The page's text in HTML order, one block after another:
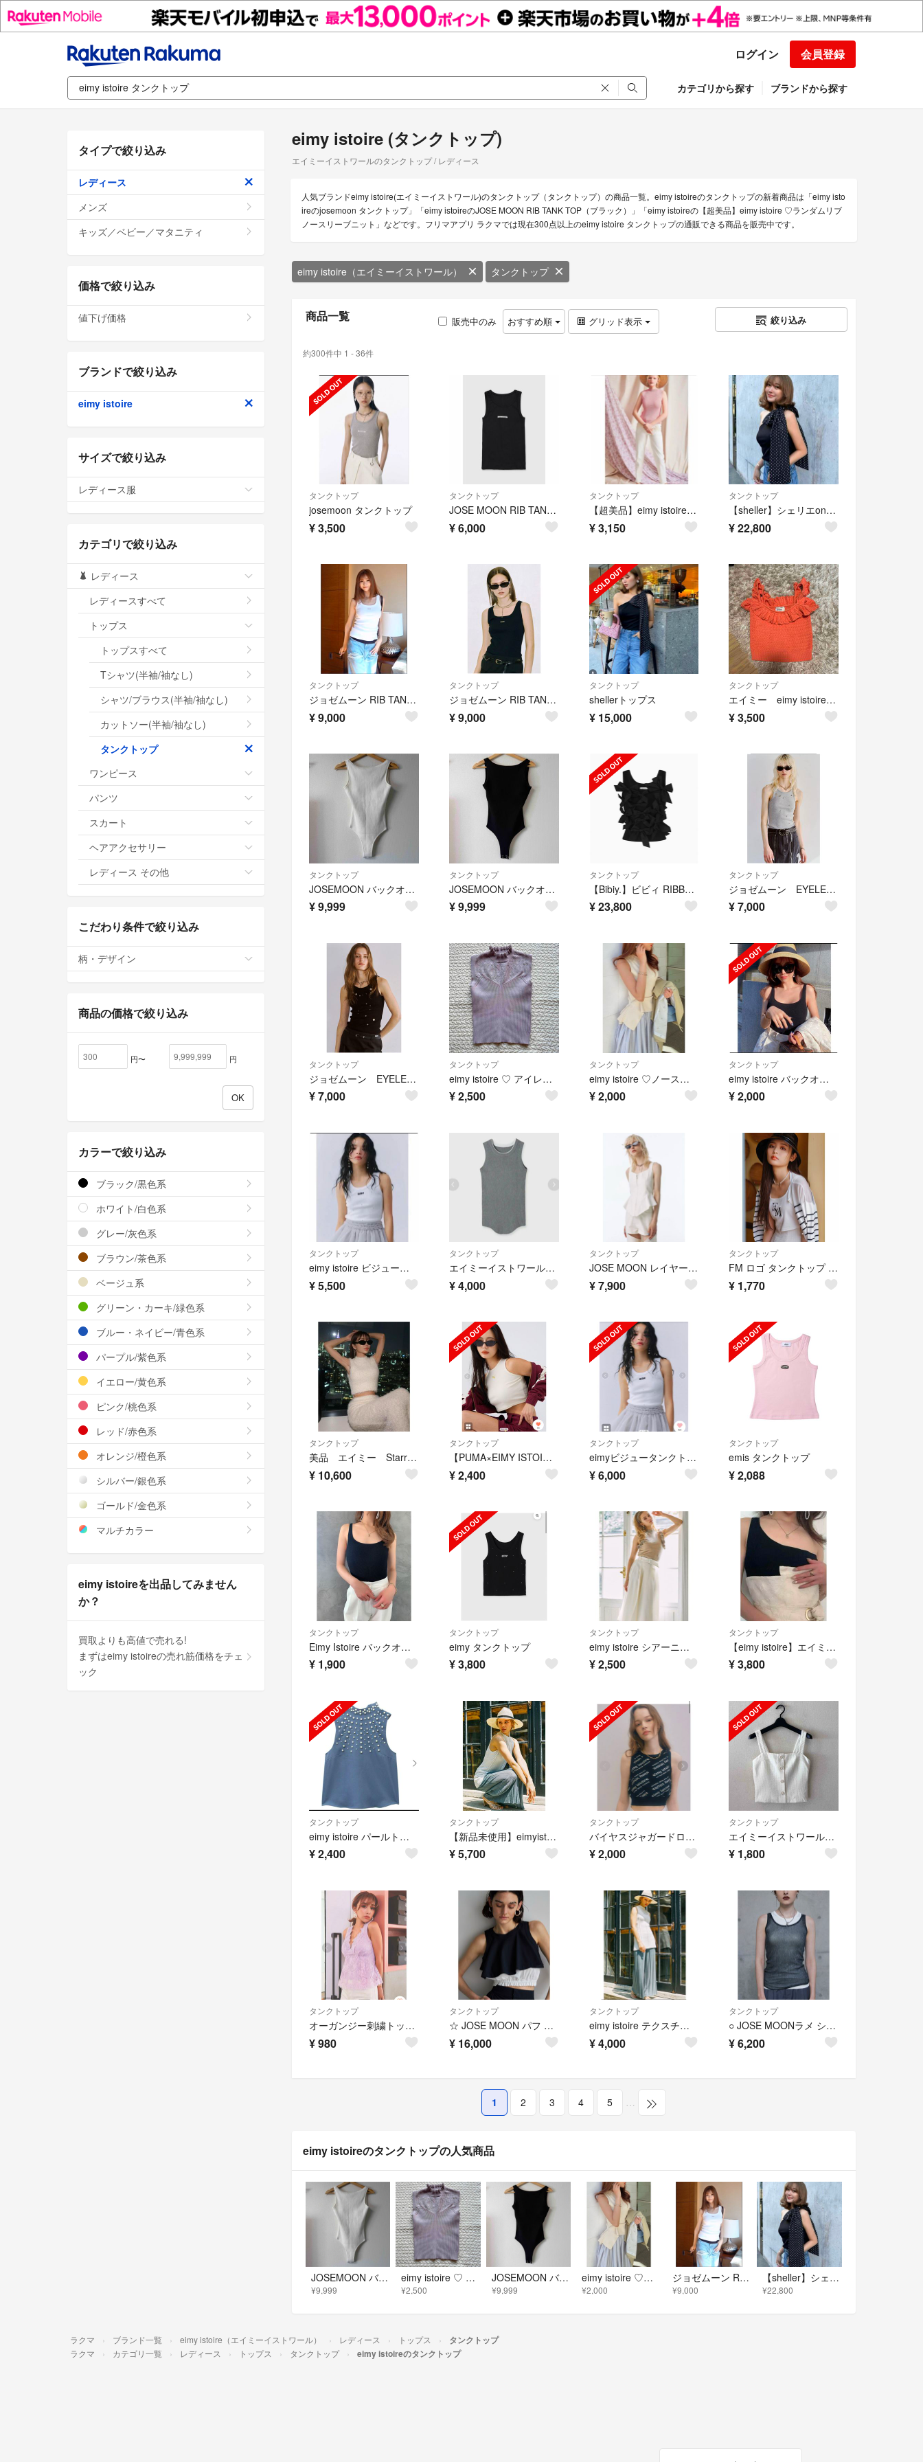
ログイン 会員登録
カテゴリから探す ブランドから探す
eimy istoire (タンクトップ)
エイミーイストワールのタンクトップ / レディース
人気ブランドeimy istoire(エイミーイストワール)のタンクトップ（タンクトップ）の商品一覧。eimy istoireのタンクトップの新着商品は「eimy isto
ireのjosemoon タンクトップ」「eimy istoireのJOSE MOON RIB TANK TOP（ブラック）」「eimy istoireの【超美品】eimy istoire ♡ランダムリブ
ノースリーブニット」などです。フリマアプリ ラクマでは現在300点以上のeimy istoire タンクトップの通販できる商品を販売中です。
eimy istoire（エイミーイストワール） タンクトップ
商品一覧 販売中のみ おすすめ順 グリッド表示 絞り込み
約300件中 1 - 36件
タンクトップ
josemoon タンクトップ
¥3,500
タンクトップ
JOSE MOON RIB TANK TOP（ブラック）
¥6,000
タンクトップ
【超美品】eimy istoire ♡ランダムリブノースリーブニット
¥3,150
タンクトップ
【sheller】シェリエone shoulder ribbon tops
¥22,800
タンクトップ
ジョゼムーン RIB TANK ホワイト 新品
¥9,000
タンクトップ
ジョゼムーン RIB TANK ブラック 新品
¥9,000
タンクトップ
shellerトップス
¥ 15,000
タンクトップ
エイミー eimy istoire トップス ノースリーブ
¥3,500
タンクトップ
JOSEMOON バックオープン リブ ボディスーツ ホワイト
¥9,999
タンクトップ
JOSEMOON バックオープン リブ ボディスーツ ブラック
¥9,999
タンクトップ
【Bibiy.】ビビィ RIBBON MANIA TANK TEE
¥23,800
タンクトップ
ジョゼムーン EYELET TANK TOP グレー 新品
¥7,000
タンクトップ
ジョゼムーン EYELET TANK TOP ブラック 新品
¥7,000
タンクトップ
eimy istoire ♡ アイレットリブニットタンク ラベンダー 匿名配送
¥2,500
タンクトップ
eimy istoire ♡ノースリーブニット トップスのみ！！
¥2,000
タンクトップ
eimy istoire バックオープンスクエアカップインニットボディースーツ
¥2,000
タンクトップ
eimy istoire ビジュータンクトップ
¥5,500
タンクトップ
エイミーイストワール★新品★トップス
¥4,000
タンクトップ
JOSE MOON レイヤードペプラムトップス
¥7,900
タンクトップ
FM ロゴ タンクトップ ホワイト レディース 未使用品
¥ 1,770
タンクトップ
美品 エイミー Starry タンクニットトップス ・スカート
¥ 10,600
タンクトップ
【PUMA×EIMY ISTOIRE】タンクトップ
¥2,400
タンクトップ
eimyビジュータンクトップ
¥6,000
タンクトップ
emis タンクトップ
¥2,088
タンクトップ
Eimy Istoire バックオープンスクエアカップインニットボディースーツ
¥ 1,900
タンクトップ
eimy タンクトップ
¥3,800
タンクトップ
eimy istoire シアーニットプルオーバー
¥2,500
タンクトップ
【eimy istoire】エイミーイストワール ワンショルボディスーツ
¥3,800
タンクトップ
eimy istoire パールトップス
¥2,400
タンクトップ
【新品未使用】eimyistoire テクスチャーパターンニットタンク ホワイト
¥5,700
タンクトップ
バイヤスジャガードロゴクロップタンクトップ
¥2,000
タンクトップ
エイミーイストワール♡ツイードビスチェ
¥ 1,800
タンクトップ
オーガンジー刺繍トップス(パープル)
¥980
タンクトップ
☆ JOSE MOON パフ ヘム クロップ タンクトップ ストライプ ネイビー
¥ 16,000
タンクトップ
eimy istoire テクスチャーパターンニットタンク ノースリーブ
¥4,000
タンクトップ
○ JOSE MOONラメ シアー ニット タンクトップ ブラック
¥6,200
1 2 3 4 5 …
eimy istoireのタンクトップの人気商品
JOSEMOON バックオープン リブ ボディスーツ ホワイト
¥9,999
eimy istoire ♡ アイレットリブニットタンク ラベンダー 匿名配送
¥2,500
JOSEMOON バックオープン リブ ボディスーツ ブラック
¥9,999
eimy istoire ♡ノースリーブニット トップスのみ！！
¥2,000
ジョゼムーン RIB TANK ホワイト 新品
¥9,000
【sheller】シェリエone shoulder ribbon tops
¥22,800
タイプで絞り込み
レディース
メンズ
キッズ／ベビー／マタニティ
価格で絞り込み
値下げ価格
ブランドで絞り込み
eimy istoire
サイズで絞り込み
レディース服
カテゴリで絞り込み
レディース
レディースすべて
トップス
トップスすべて
Tシャツ(半袖/袖なし)
シャツ/ブラウス(半袖/袖なし)
カットソー(半袖/袖なし)
タンクトップ
ワンピース
パンツ
スカート
ヘアアクセサリー
レディース その他
こだわり条件で絞り込み
柄・デザイン
商品の価格で絞り込み
円〜 円
カラーで絞り込み
ブラック/黒色系
ホワイト/白色系
グレー/灰色系
ブラウン/茶色系
ベージュ系
グリーン・カーキ/緑色系
ブルー・ネイビー/青色系
パープル/紫色系
イエロー/黄色系
ピンク/桃色系
レッド/赤色系
オレンジ/橙色系
シルバー/銀色系
ゴールド/金色系
マルチカラー
eimy istoireを出品してみません
か？
買取よりも高値で売れる!
まずはeimy istoireの売れ筋価格をチェ
ック
ラクマ ブランド一覧 eimy istoire（エイミーイストワール） レディース トップス タンクトップ
ラクマ カテゴリ一覧 レディース トップス タンクトップ eimy istoireのタンクトップ